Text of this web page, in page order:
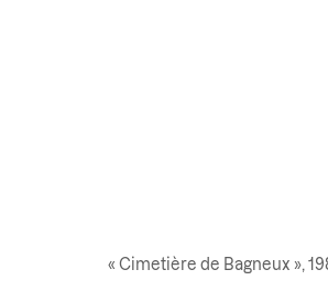
« Cimetière de Bagneux »,